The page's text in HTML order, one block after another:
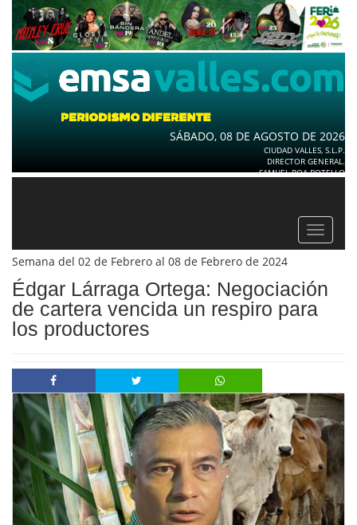
SÁBADO, 08 DE AGOSTO DE 2026
CIUDAD VALLES, S.L.P.
DIRECTOR GENERAL.
SAMUEL ROA BOTELLO
Toggle
Semana del 02 de Febrero al 08 de Febrero de 2024
Édgar Lárraga Ortega: Negociación
de cartera vencida un respiro para
los productores